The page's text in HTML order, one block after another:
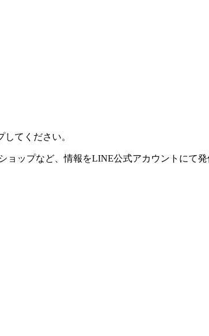
てください。
ョップなど、情報をLINE公式アカウントにて